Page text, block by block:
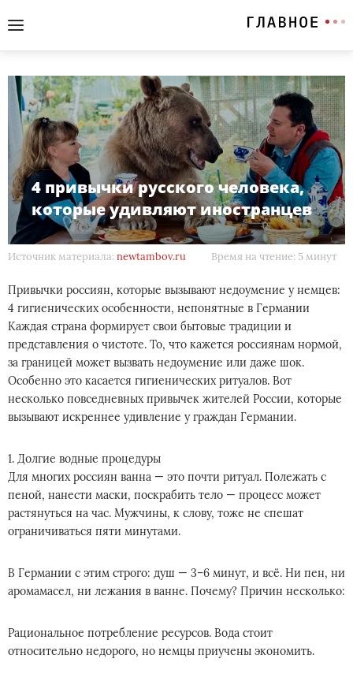
4 привычки русского человека,
которые удивляют иностранцев
Источник материала: newtambov.ru Время на чтение: 5 минут
Привычки россиян, которые вызывают недоумение у немцев:
4 гигиенических особенности, непонятные в Германии
Каждая страна формирует свои бытовые традиции и
представления о чистоте. То, что кажется россиянам нормой,
за границей может вызвать недоумение или даже шок.
Особенно это касается гигиенических ритуалов. Вот
несколько повседневных привычек жителей России, которые
вызывают искреннее удивление у граждан Германии.
1. Долгие водные процедуры
Для многих россиян ванна — это почти ритуал. Полежать с
пеной, нанести маски, поскрабить тело — процесс может
растянуться на час. Мужчины, к слову, тоже не спешат
ограничиваться пяти минутами.
В Германии с этим строго: душ — 3–6 минут, и всё. Ни пен, ни
аромамасел, ни лежания в ванне. Почему? Причин несколько:
Рациональное потребление ресурсов. Вода стоит
относительно недорого, но немцы приучены экономить.